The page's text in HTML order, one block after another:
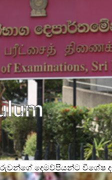
දෙමව්පියන්ට විශේෂ